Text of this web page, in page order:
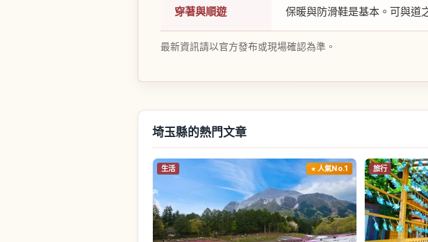
穿著與順遊 保暖與防滑鞋是基本。可與道
最新資訊請以官方發布或現場確認為準。
埼玉縣的熱門文章
生活 人氣No.1 旅行